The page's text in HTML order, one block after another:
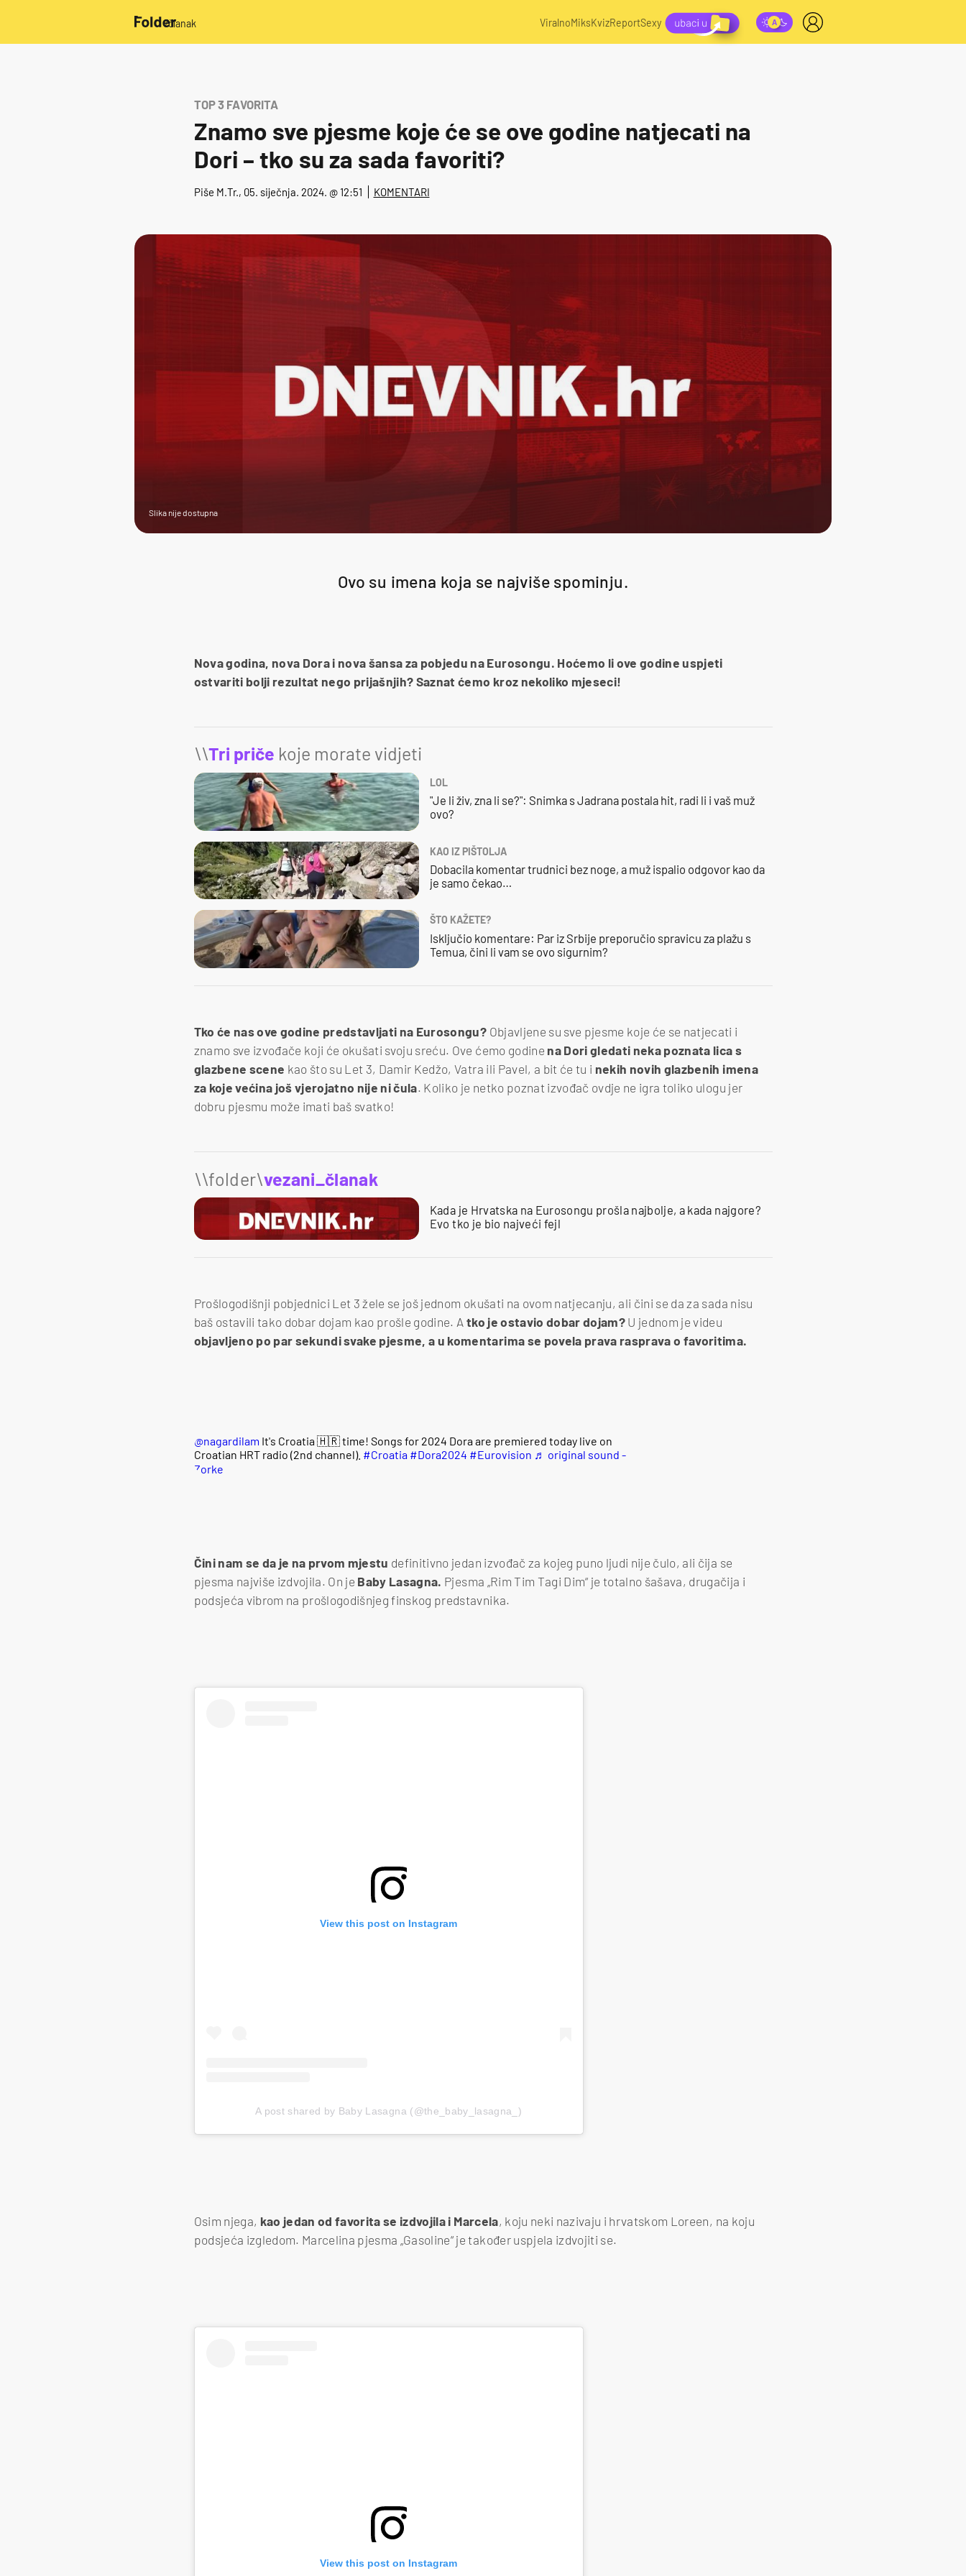
/članak ViralnoMiksKvizReportSexy
TOP 3 FAVORITA
Znamo sve pjesme koje će se ove godine natjecati na
Dori – tko su za sada favoriti?
Piše M.Tr., 05. siječnja. 2024. @ 12:51 KOMENTARI
Slika nije dostupna
Ovo su imena koja se najviše spominju.
Nova godina, nova Dora i nova šansa za pobjedu na Eurosongu. Hoćemo li ove godine uspjeti
ostvariti bolji rezultat nego prijašnjih? Saznat ćemo kroz nekoliko mjeseci!
\\Tri priče koje morate vidjeti
LOL
"Je li živ, zna li se?": Snimka s Jadrana postala hit, radi li i vaš muž
ovo?
KAO IZ PIŠTOLJA
Dobacila komentar trudnici bez noge, a muž ispalio odgovor kao da
je samo čekao…
ŠTO KAŽETE?
Isključio komentare: Par iz Srbije preporučio spravicu za plažu s
Temua, čini li vam se ovo sigurnim?
Tko će nas ove godine predstavljati na Eurosongu? Objavljene su sve pjesme koje će se natjecati i
znamo sve izvođače koji će okušati svoju sreću. Ove ćemo godine na Dori gledati neka poznata lica s
glazbene scene kao što su Let 3, Damir Kedžo, Vatra ili Pavel, a bit će tu i nekih novih glazbenih imena
za koje većina još vjerojatno nije ni čula. Koliko je netko poznat izvođač ovdje ne igra toliko ulogu jer
dobru pjesmu može imati baš svatko!
\\folder\vezani_članak
Kada je Hrvatska na Eurosongu prošla najbolje, a kada najgore?
Evo tko je bio najveći fejl
Prošlogodišnji pobjednici Let 3 žele se još jednom okušati na ovom natjecanju, ali čini se da za sada nisu
baš ostavili tako dobar dojam kao prošle godine. A tko je ostavio dobar dojam? U jednom je videu
objavljeno po par sekundi svake pjesme, a u komentarima se povela prava rasprava o favoritima.
@nagardilam It's Croatia 🇭🇷 time! Songs for 2024 Dora are premiered today live on
Croatian HRT radio (2nd channel). #Croatia #Dora2024 #Eurovision ♬ original sound -
Zorke
Čini nam se da je na prvom mjestu definitivno jedan izvođač za kojeg puno ljudi nije čulo, ali čija se
pjesma najviše izdvojila. On je Baby Lasagna. Pjesma „Rim Tim Tagi Dim“ je totalno šašava, drugačija i
podsjeća vibrom na prošlogodišnjeg finskog predstavnika.
View this post on Instagram
A post shared by Baby Lasagna (@the_baby_lasagna_)
Osim njega, kao jedan od favorita se izdvojila i Marcela, koju neki nazivaju i hrvatskom Loreen, na koju
podsjeća izgledom. Marcelina pjesma „Gasoline“ je također uspjela izdvojiti se.
View this post on Instagram